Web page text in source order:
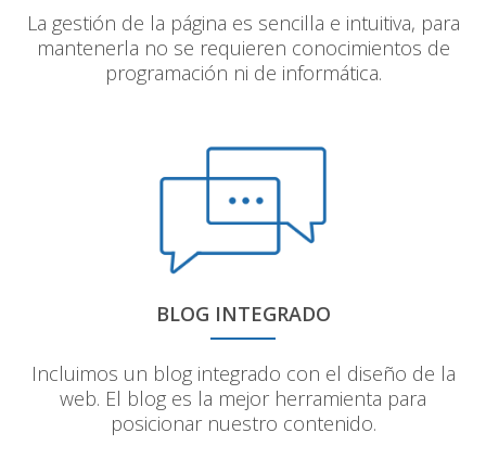
La gestión de la página es sencilla e intuitiva, para
mantenerla no se requieren conocimientos de
programación ni de informática.
BLOG INTEGRADO
Incluimos un blog integrado con el diseño de la
web. El blog es la mejor herramienta para
posicionar nuestro contenido.